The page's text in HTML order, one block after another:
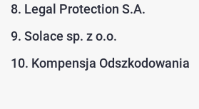
8. Legal Protection S.A.
9. Solace sp. z o.o.
10. Kompensja Odszkodowania